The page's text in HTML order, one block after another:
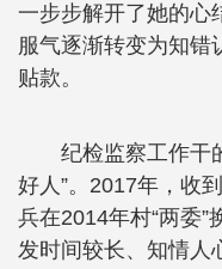
一步步解开了她的心
服气逐渐转变为知错
贴款。
纪检监察工作干
好人”。2017年，收
兵在2014年村“两委
发时间较长、知情人